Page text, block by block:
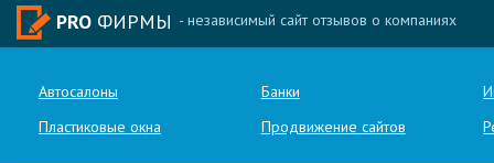
PRO ФИРМЫ - независимый сайт отзывов о компаниях
Автосалоны Банки
Пластиковые окна
Продвижение сайтов